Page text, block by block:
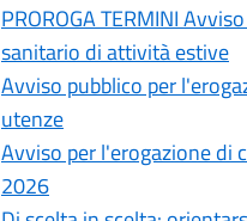
PROROGA TERMINI
sanitario di attività estive
Avviso pubblico per
utenze
Avviso per l'erogazione di
2026